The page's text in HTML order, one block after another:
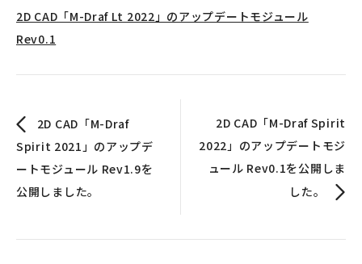
2D CAD「M-Draf Lt 2022」のアップデートモジュール
Rev0.1
2D CAD「M-Draf
Spirit 2021」のアップデ
ートモジュール Rev1.9を
公開しました。
2D CAD「M-Draf Spirit
2022」のアップデートモジ
ュール Rev0.1を公開しま
した。